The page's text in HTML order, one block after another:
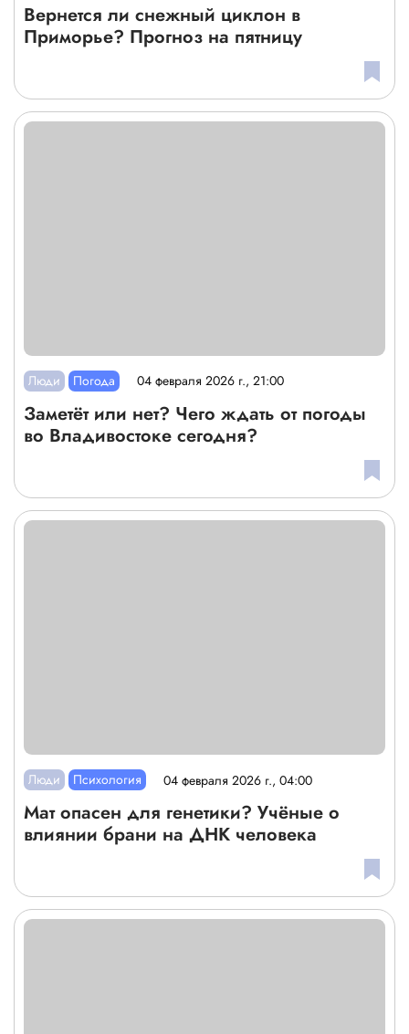
Вернется ли снежный циклон в
Приморье? Прогноз на пятницу
Люди Погода 04 февраля 2026 г., 21:00
Заметёт или нет? Чего ждать от погоды
во Владивостоке сегодня?
Люди Психология 04 февраля 2026 г., 04:00
Мат опасен для генетики? Учёные о
влиянии брани на ДНК человека